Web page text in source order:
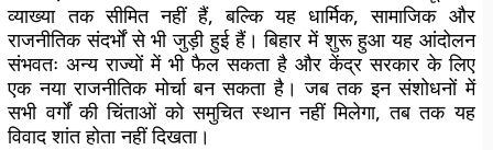
व्याख्या तक सीमित नहीं हैं, बल्कि यह धार्मिक, सामाजिक और
राजनीतिक संदर्भों से भी जुड़ी हुई हैं। बिहार में शुरू हुआ यह आंदोलन
संभवतः अन्य राज्यों में भी फैल सकता है और केंद्र सरकार के लिए
एक नया राजनीतिक मोर्चा बन सकता है। जब तक इन संशोधनों में
सभी वर्गों की चिंताओं को समुचित स्थान नहीं मिलेगा, तब तक यह
विवाद शांत होता नहीं दिखता।